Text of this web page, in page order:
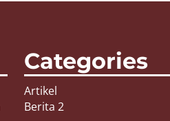
Categories
Artikel
Berita 2